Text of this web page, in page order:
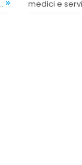
medici e